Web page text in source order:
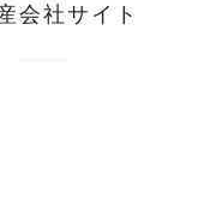
会社サイト